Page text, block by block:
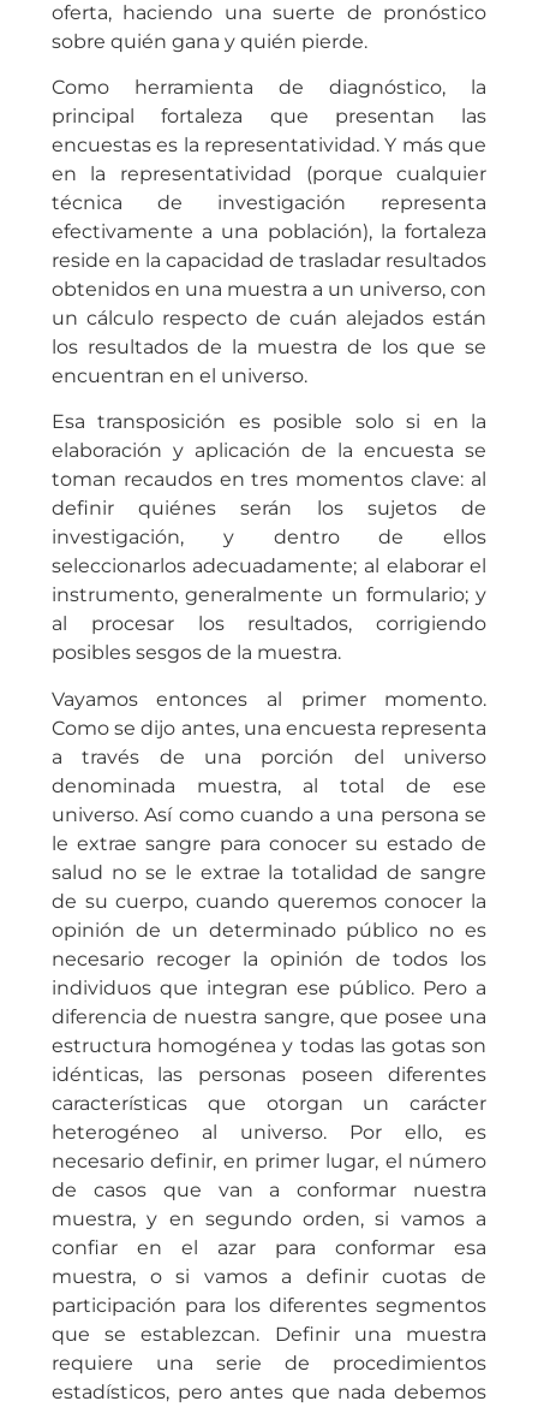
oferta, haciendo una suerte de pronóstico
sobre quién gana y quién pierde.
Como herramienta de diagnóstico, la
principal fortaleza que presentan las
encuestas es la representatividad. Y más que
en la representatividad (porque cualquier
técnica de investigación representa
efectivamente a una población), la fortaleza
reside en la capacidad de trasladar resultados
obtenidos en una muestra a un universo, con
un cálculo respecto de cuán alejados están
los resultados de la muestra de los que se
encuentran en el universo.
Esa transposición es posible solo si en la
elaboración y aplicación de la encuesta se
toman recaudos en tres momentos clave: al
definir quiénes serán los sujetos de
investigación, y dentro de ellos
seleccionarlos adecuadamente; al elaborar el
instrumento, generalmente un formulario; y
al procesar los resultados, corrigiendo
posibles sesgos de la muestra.
Vayamos entonces al primer momento.
Como se dijo antes, una encuesta representa
a través de una porción del universo
denominada muestra, al total de ese
universo. Así como cuando a una persona se
le extrae sangre para conocer su estado de
salud no se le extrae la totalidad de sangre
de su cuerpo, cuando queremos conocer la
opinión de un determinado público no es
necesario recoger la opinión de todos los
individuos que integran ese público. Pero a
diferencia de nuestra sangre, que posee una
estructura homogénea y todas las gotas son
idénticas, las personas poseen diferentes
características que otorgan un carácter
heterogéneo al universo. Por ello, es
necesario definir, en primer lugar, el número
de casos que van a conformar nuestra
muestra, y en segundo orden, si vamos a
confiar en el azar para conformar esa
muestra, o si vamos a definir cuotas de
participación para los diferentes segmentos
que se establezcan. Definir una muestra
requiere una serie de procedimientos
estadísticos, pero antes que nada debemos